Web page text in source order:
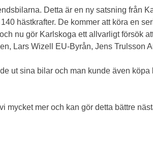
Detta är en ny satsning från
hästkrafter. De kommer att köra en
nu gör Karlskoga ett allvarligt försök
Lars Wizell EU-Byrån, Jens Trulsson
ut sina bilar och man kunde även
mycket mer och kan gör detta bättre